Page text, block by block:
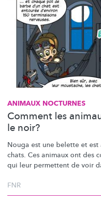
ANIMAUX NOCTURNES
Comment les
le noir?
Nouga est une belette et
chats. Ces animaux ont des
qui leur permettent de voir
FNR